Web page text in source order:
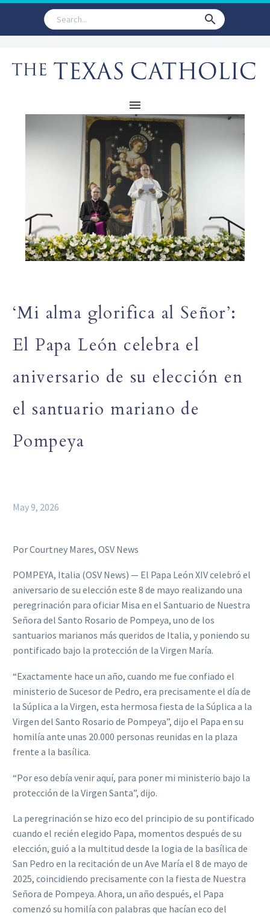
‘Mi alma glorifica al Señor’:
El Papa León celebra el
aniversario de su elección en
el santuario mariano de
Pompeya
May 9, 2026
Por Courtney Mares, OSV News
POMPEYA, Italia (OSV News) — El Papa León XIV celebró el
aniversario de su elección este 8 de mayo realizando una
peregrinación para oficiar Misa en el Santuario de Nuestra
Señora del Santo Rosario de Pompeya, uno de los
santuarios marianos más queridos de Italia, y poniendo su
pontificado bajo la protección de la Virgen María.
“Exactamente hace un año, cuando me fue confiado el
ministerio de Sucesor de Pedro, era precisamente el día de
la Súplica a la Virgen, esta hermosa fiesta de la Súplica a la
Virgen del Santo Rosario de Pompeya”, dijo el Papa en su
homilía ante unas 20.000 personas reunidas en la plaza
frente a la basílica.
“Por eso debía venir aquí, para poner mi ministerio bajo la
protección de la Virgen Santa”, dijo.
La peregrinación se hizo eco del principio de su pontificado
cuando el recién elegido Papa, momentos después de su
elección, guió a la multitud desde la logia de la basílica de
San Pedro en la recitación de un Ave María el 8 de mayo de
2025, coincidiendo precisamente con la fiesta de Nuestra
Señora de Pompeya. Ahora, un año después, el Papa
comenzó su homilía con palabras que hacían eco del